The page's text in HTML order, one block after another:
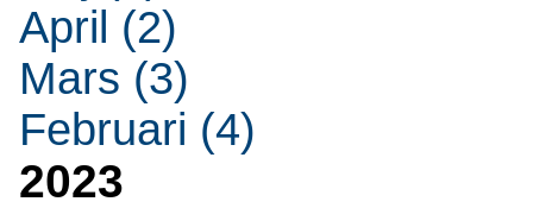
April (2)
Mars (3)
Februari (4)
2023